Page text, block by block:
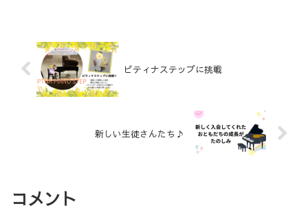
ピティナステップに挑戦
新しい生徒さんたち♪
コメント